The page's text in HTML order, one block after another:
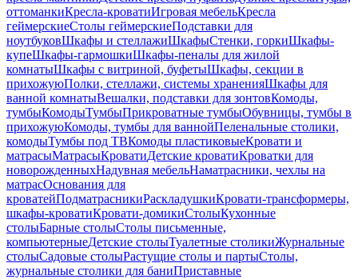
оттоманкиКресла-кроватиИгровая мебельКресла
геймерскиеСтолы геймерскиеПодставки для
ноутбуковШкафы и стеллажиШкафыСтенки, горкиШкафы-
купеШкафы-гармошкиШкафы-пеналы для жилой
комнатыШкафы с витриной, буфетыШкафы, секции в
прихожуюПолки, стеллажи, системы храненияШкафы для
ванной комнатыВешалки, подставки для зонтовКомоды,
тумбыКомодыТумбыПрикроватные тумбыОбувницы, тумбы в
прихожуюКомоды, тумбы для ваннойПеленальные столики,
комодыТумбы под ТВКомоды пластиковыеКровати и
матрасыМатрасыКроватиДетские кроватиКроватки для
новорожденныхНадувная мебельНаматрасники, чехлы на
матрасОснования для
кроватейПодматрасникиРаскладушкиКровати-трансформеры,
шкафы-кроватиКровати-домикиСтолыКухонные
столыБарные столыСтолы письменные,
компьютерныеДетские столыТуалетные столикиЖурнальные
столыСадовые столыРастущие столы и партыСтолы,
журнальные столики для баниПриставные